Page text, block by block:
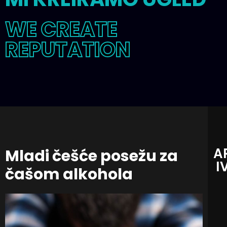
WE CREATE
REPUTATION
Mladi češće posežu za
čašom alkohola